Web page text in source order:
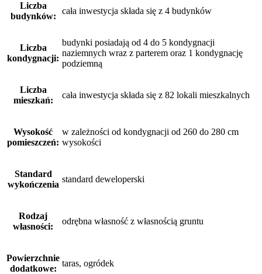
Liczba
budynków:
cała inwestycja składa się z 4 budynków
Liczba
kondygnacji:
budynki posiadają od 4 do 5 kondygnacji
naziemnych wraz z parterem oraz 1 kondygnację
podziemną
Liczba
mieszkań:
cała inwestycja składa się z 82 lokali mieszkalnych
Wysokość
pomieszczeń:
w zależności od kondygnacji od 260 do 280 cm
wysokości
Standard
wykończenia
standard deweloperski
Rodzaj
własności:
odrębna własność z własnością gruntu
Powierzchnie
dodatkowe:
taras, ogródek